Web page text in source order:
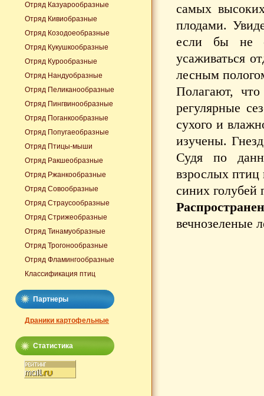
самых
плодами.
если бы не
усаживаться
лесным
Полагают,
регулярные
сухого и
изучены.
Судя по
взрослых птиц
синих голубей
вечнозеленые
Отряд Казуарообразные
Отряд Кивиобразные
Отряд Козодоеобразные
Отряд Кукушкообразные
Отряд Курообразные
Отряд Нандуобразные
Отряд Пеликанообразные
Отряд Пингвинообразные
Отряд Поганкообразные
Отряд Попугаеобразные
Отряд Птицы-мыши
Отряд Ракшеобразные
Отряд Ржанкообразные
Отряд Совообразные
Отряд Страусообразные
Отряд Стрижеобразные
Отряд Тинамуобразные
Отряд Трогонообразные
Отряд Фламингообразные
Классификация птиц
Партнеры
Драники картофельные
Статистика